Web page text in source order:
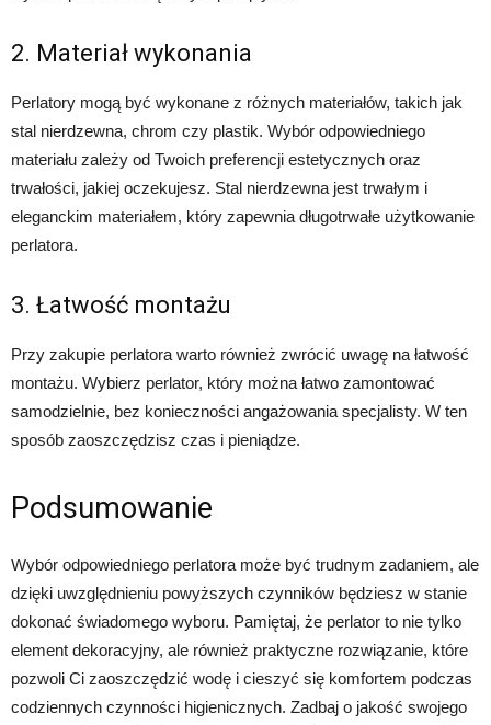
2. Materiał wykonania
Perlatory mogą być wykonane z różnych materiałów, takich jak
stal nierdzewna, chrom czy plastik. Wybór odpowiedniego
materiału zależy od Twoich preferencji estetycznych oraz
trwałości, jakiej oczekujesz. Stal nierdzewna jest trwałym i
eleganckim materiałem, który zapewnia długotrwałe użytkowanie
perlatora.
3. Łatwość montażu
Przy zakupie perlatora warto również zwrócić uwagę na łatwość
montażu. Wybierz perlator, który można łatwo zamontować
samodzielnie, bez konieczności angażowania specjalisty. W ten
sposób zaoszczędzisz czas i pieniądze.
Podsumowanie
Wybór odpowiedniego perlatora może być trudnym zadaniem, ale
dzięki uwzględnieniu powyższych czynników będziesz w stanie
dokonać świadomego wyboru. Pamiętaj, że perlator to nie tylko
element dekoracyjny, ale również praktyczne rozwiązanie, które
pozwoli Ci zaoszczędzić wodę i cieszyć się komfortem podczas
codziennych czynności higienicznych. Zadbaj o jakość swojego